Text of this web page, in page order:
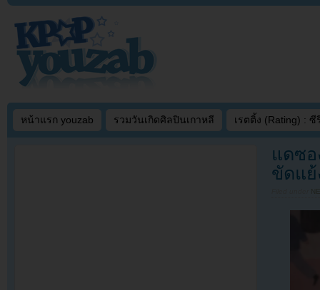
หน้าแรก youzab รวมวันเกิดศิลปินเกาหลี เรตติ้ง (Rating) : ซี
แดซอ
ขัดแย้